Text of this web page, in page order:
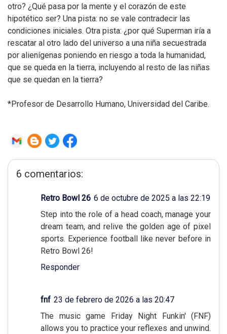
otro? ¿Qué pasa por la mente y el corazón de este
hipotético ser? Una pista: no se vale contradecir las
condiciones iniciales. Otra pista: ¿por qué Superman iría a
rescatar al otro lado del universo a una niña secuestrada
por alienígenas poniendo en riesgo a toda la humanidad,
que se queda en la tierra, incluyendo al resto de las niñas
que se quedan en la tierra?
*Profesor de Desarrollo Humano, Universidad del Caribe.
6 comentarios:
Retro Bowl 26 6 de octubre de 2025 a las 22:19
Step into the role of a head coach, manage your
dream team, and relive the golden age of pixel
sports. Experience football like never before in
Retro Bowl 26!
Responder
fnf 23 de febrero de 2026 a las 20:47
The music game Friday Night Funkin' (FNF)
allows you to practice your reflexes and unwind.